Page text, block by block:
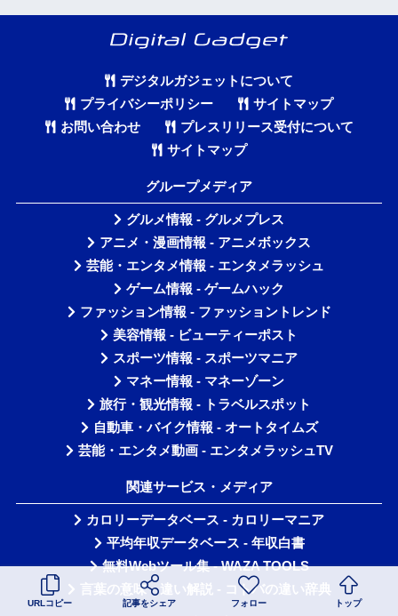
デジタルガジェットについて
プライバシーポリシー
サイトマップ
お問い合わせ
プレスリリース受付について
サイトマップ
グループメディア
グルメ情報 - グルメプレス
アニメ・漫画情報 - アニメボックス
芸能・エンタメ情報 - エンタメラッシュ
ゲーム情報 - ゲームハック
ファッション情報 - ファッショントレンド
美容情報 - ビューティーポスト
スポーツ情報 - スポーツマニア
マネー情報 - マネーゾーン
旅行・観光情報 - トラベルスポット
自動車・バイク情報 - オートタイムズ
芸能・エンタメ動画 - エンタメラッシュTV
関連サービス・メディア
カロリーデータベース - カロリーマニア
平均年収データベース - 年収白書
無料Webツール集 - WAZA TOOLS
言葉の意味・違い解説 - コトバの違い辞典
URLコピー 記事をシェア フォロー トップ